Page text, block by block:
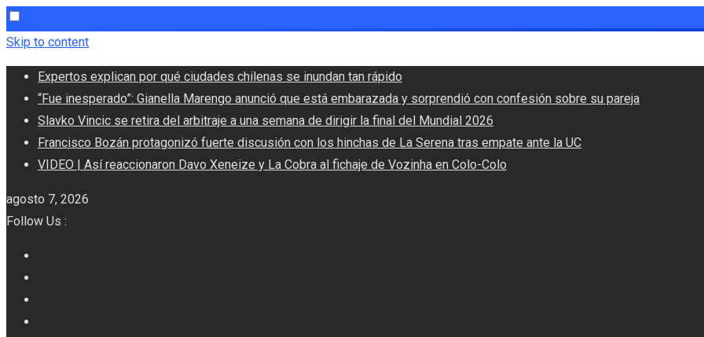
Skip to content
Expertos explican por qué ciudades chilenas se inundan tan rápido
“Fue inesperado”: Gianella Marengo anunció que está embarazada y sorprendió con confesión sobre su pareja
Slavko Vincic se retira del arbitraje a una semana de dirigir la final del Mundial 2026
Francisco Bozán protagonizó fuerte discusión con los hinchas de La Serena tras empate ante la UC
VIDEO | Así reaccionaron Davo Xeneize y La Cobra al fichaje de Vozinha en Colo-Colo
agosto 7, 2026
Follow Us :